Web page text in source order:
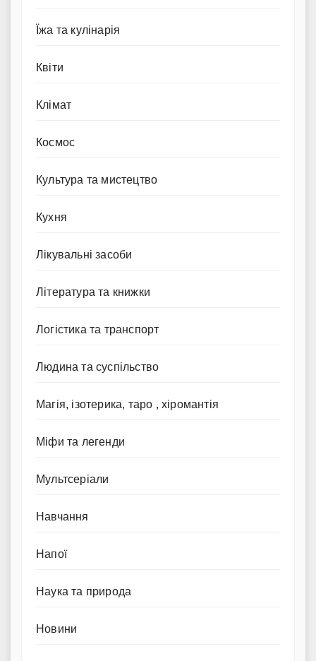
Їжа та кулінарія
Квіти
Клімат
Космос
Культура та мистецтво
Кухня
Лікувальні засоби
Література та книжки
Логістика та транспорт
Людина та суспільство
Магія, ізотерика, таро , хіромантія
Міфи та легенди
Мультсеріали
Навчання
Напої
Наука та природа
Новини